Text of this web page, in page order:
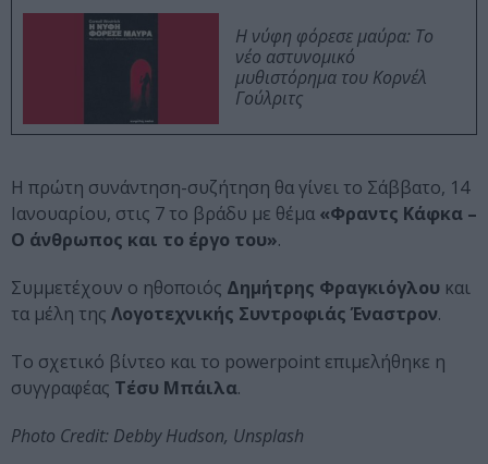
Η νύφη φόρεσε μαύρα: Το
νέο αστυνομικό
μυθιστόρημα του Κορνέλ
Γούλριτς
Η πρώτη συνάντηση-συζήτηση θα γίνει το Σάββατο, 14
Ιανουαρίου, στις 7 το βράδυ με θέμα «Φραντς Κάφκα –
Ο άνθρωπος και το έργο του».
Συμμετέχουν ο ηθοποιός Δημήτρης Φραγκιόγλου και
τα μέλη της Λογοτεχνικής Συντροφιάς Έναστρον.
Το σχετικό βίντεο και το powerpoint επιμελήθηκε η
συγγραφέας Τέσυ Μπάιλα.
Photo Credit: Debby Hudson, Unsplash